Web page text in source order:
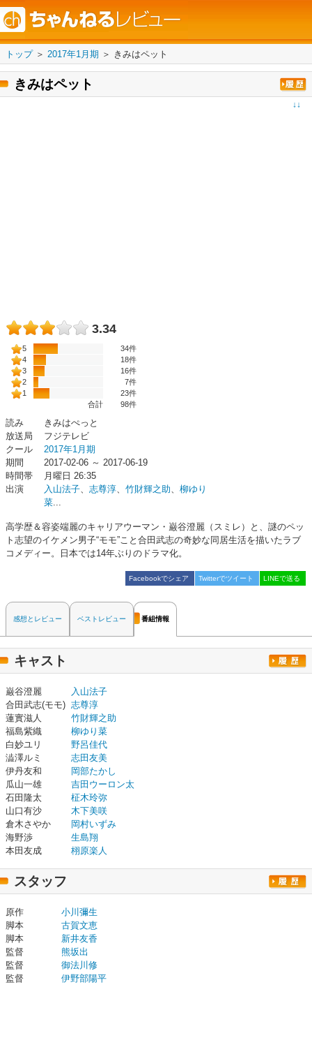
トップ＞ 2017年1月期 ＞ きみはペット
きみはペット
↓↓
3.34
5
34件
4
18件
3
16件
2
7件
1
23件
合計
98件
読み
きみはぺっと
放送局
フジテレビ
クール
2017年1月期
期間
2017-02-06 ～ 2017-06-19
時間帯
月曜日 26:35
出演
入山法子、 志尊淳、 竹財輝之助、 柳ゆり
菜...
高学歴＆容姿端麗のキャリアウーマン・巌谷澄麗（スミレ）と、謎のペッ
ト志望のイケメン男子“モモ”こと合田武志の奇妙な同居生活を描いたラブ
コメディー。日本では14年ぶりのドラマ化。
Facebookでシェア Twitterでツイート LINEで送る
感想とレビュー ベストレビュー 番組情報
キャスト
巌谷澄麗
入山法子
合田武志(モモ) 志尊淳
蓮實滋人
竹財輝之助
福島紫織
柳ゆり菜
白妙ユリ
野呂佳代
澁澤ルミ
志田友美
伊丹友和
岡部たかし
瓜山一雄
吉田ウーロン太
石田隆太
柾木玲弥
山口有沙
木下美咲
倉木さやか
岡村いずみ
海野渉
生島翔
本田友成
栩原楽人
スタッフ
原作
小川彌生
脚本
古賀文恵
脚本
新井友香
監督
熊坂出
監督
御法川修
監督
伊野部陽平